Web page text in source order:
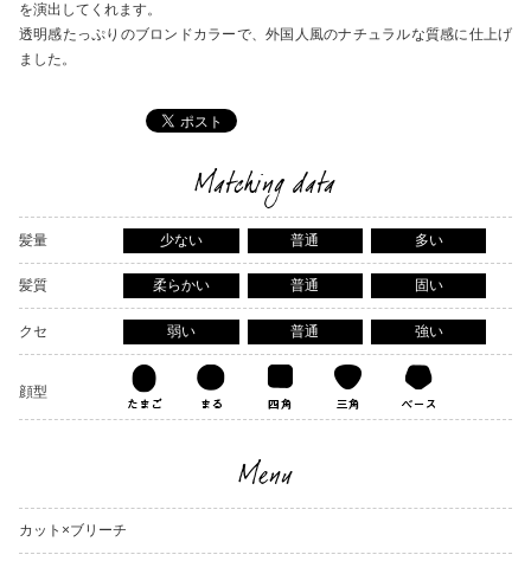
を演出してくれます。
透明感たっぷりのブロンドカラーで、外国人風のナチュラルな質感に仕上げ
ました。
Matching data
髪量 少ない 普通 多い
髪質 柔らかい 普通 固い
クセ 弱い 普通 強い
顔型
Menu
カット×ブリーチ